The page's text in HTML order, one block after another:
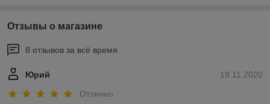
Отзывы о магазине
8 отзывов за всё время
19.11.2020
Юрий
Отлично